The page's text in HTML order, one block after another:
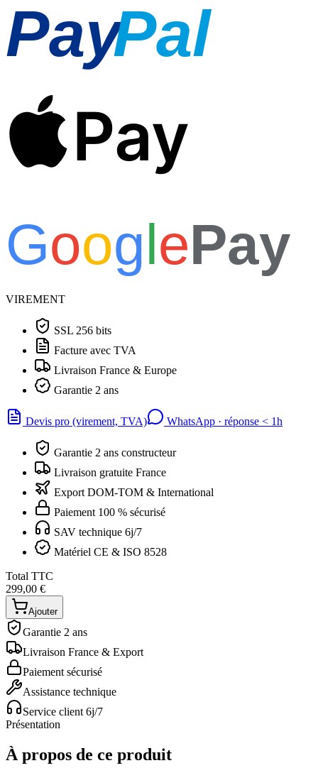
PayPal
Pay
GooglePay
VIREMENT
SSL 256 bits
Facture avec TVA
Livraison France & Europe
Garantie 2 ans
Devis pro (virement, TVA) WhatsApp · réponse < 1h
Garantie 2 ans constructeur
Livraison gratuite France
Export DOM-TOM & International
Paiement 100 % sécurisé
SAV technique 6j/7
Matériel CE & ISO 8528
Total TTC
299,00 €
Ajouter
Garantie 2 ans
Livraison France & Export
Paiement sécurisé
Assistance technique
Service client 6j/7
Présentation
À propos de ce produit